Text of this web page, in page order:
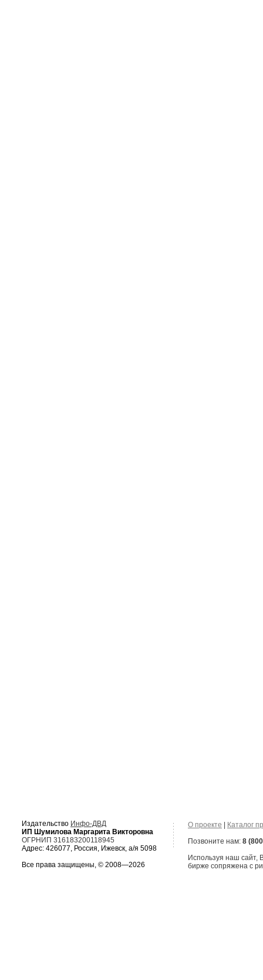
Издательство Инфо-ДВД
ИП Шумилова Маргарита Викторовна
ОГРНИП 316183200118945
Адрес: 426077, Россия, Ижевск, а/я 5098
Все права защищены, © 2008—2026
О проекте
Каталог
Позвоните нам: 8
Используя наш сайт,
бирже сопряжена с